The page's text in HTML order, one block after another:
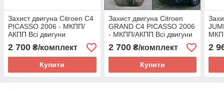
Захист двигуна Citroen C4
PICASSO 2006 - МКПП/
АКПП Всі двигуни
(двигун+КПП)
2 700 ₴/комплект
Купити
Захист двигуна Citroen
GRAND C4 PICASSO 2006
- МКПП/АКПП Всі двигуни
(двигун+КПП)
2 700₴/комплект
Купити
2